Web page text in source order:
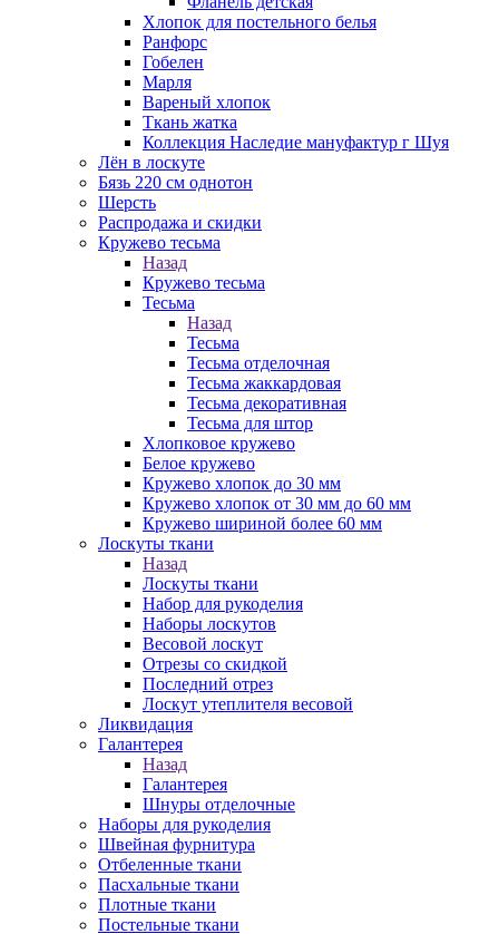
Хлопок для постельного белья
Ранфорс
Гобелен
Марля
Вареный хлопок
Ткань жатка
Коллекция Наследие мануфактур г Шуя
Лён в лоскуте
Бязь 220 см однотон
Шерсть
Распродажа и скидки
Кружево тесьма
Назад
Кружево тесьма
Тесьма
Назад
Тесьма
Тесьма отделочная
Тесьма жаккардовая
Тесьма декоративная
Тесьма для штор
Хлопковое кружево
Белое кружево
Кружево хлопок до 30 мм
Кружево хлопок от 30 мм до 60 мм
Кружево шириной более 60 мм
Лоскуты ткани
Назад
Лоскуты ткани
Набор для рукоделия
Наборы лоскутов
Весовой лоскут
Отрезы со скидкой
Последний отрез
Лоскут утеплителя весовой
Ликвидация
Галантерея
Назад
Галантерея
Шнуры отделочные
Наборы для рукоделия
Швейная фурнитура
Отбеленные ткани
Пасхальные ткани
Плотные ткани
Постельные ткани